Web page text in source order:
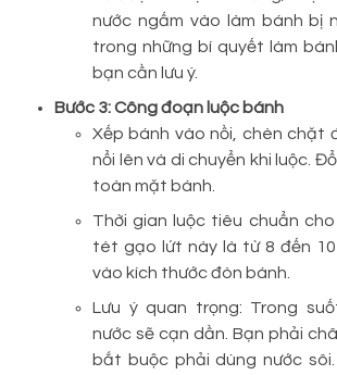
nước ngấm vào làm bánh bị
trong những bí quyết làm
bạn cần lưu ý.
Bước 3: Công đoạn luộc bánh
Xếp bánh vào nồi, chèn chặt
nổi lên và di chuyển khi luộc.
toàn mặt bánh.
Thời gian luộc tiêu chuẩn
tét gạo lứt này là từ 8 đến
vào kích thước đòn bánh.
Lưu ý quan trọng: Trong
nước sẽ cạn dần. Bạn phải
bắt buộc phải dùng nước